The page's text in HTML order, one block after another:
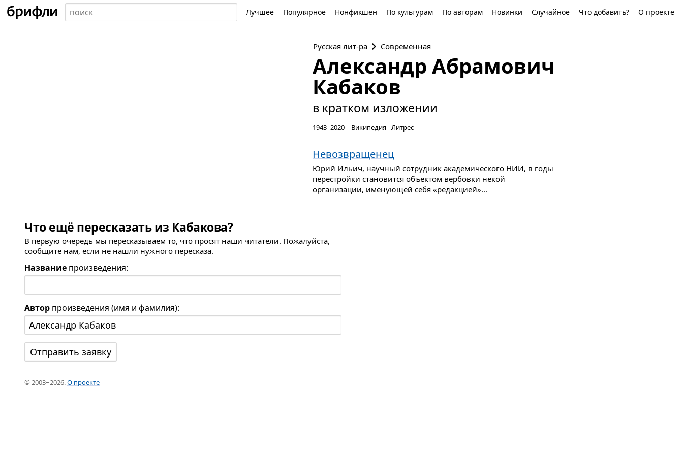
Лучшее Популярное Нонфикшен По культурам По авторам Новинки Случайное Что добавить? О проекте
Русская лит-ра Современная
Александр Абрамович
Кабаков
в кратком изложении
1943–2020 Википедия Литрес
Невозвращенец
Юрий Ильич, научный сотрудник академического НИИ, в годы
перестройки становится объектом вербовки некой
организации, именующей себя «редакцией»...
Что ещё пересказать из Кабакова?
В первую очередь мы пересказываем то, что просят наши читатели. Пожалуйста,
сообщите нам, если не нашли нужного пересказа.
Название произведения:
Автор произведения (имя и фамилия):
© 2003−2026.О проекте